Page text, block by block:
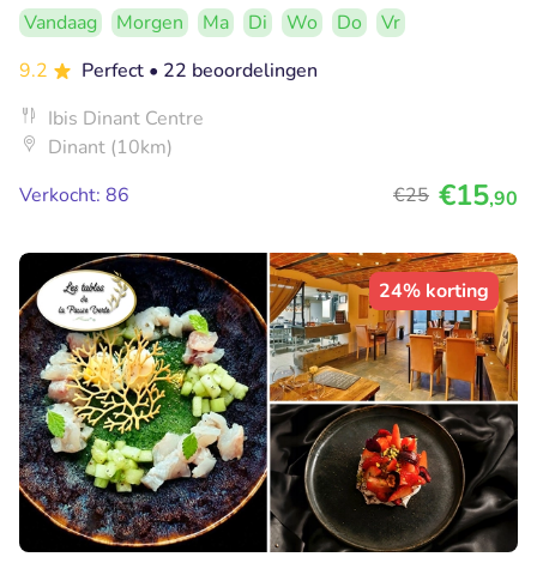
Vandaag Morgen Ma Di Wo Do
Vr
9.2
Perfect • 22 beoordelingen
Ibis Dinant Centre
Dinant (10km)
Verkocht: 86
€25 €15,90
24% korting